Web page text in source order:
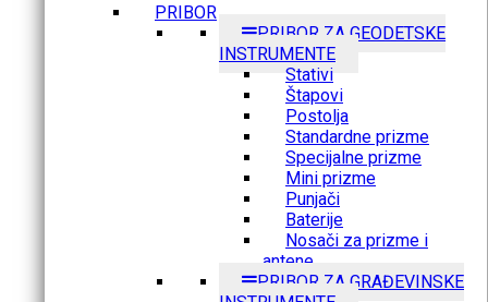
PRIBOR
PRIBOR ZA GEODETSKE
INSTRUMENTE
Stativi
Štapovi
Postolja
Standardne prizme
Specijalne prizme
Mini prizme
Punjači
Baterije
Nosači za prizme i
antene
PRIBOR ZA GRAĐEVINSKE